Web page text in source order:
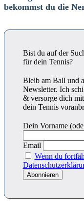
bekommst du die
Bist du auf der
für dein Tennis?
Bleib am Ball und
Newsletter. Ich
& versorge dich
dein Tennis
Dein Vorname
Email
Wenn du